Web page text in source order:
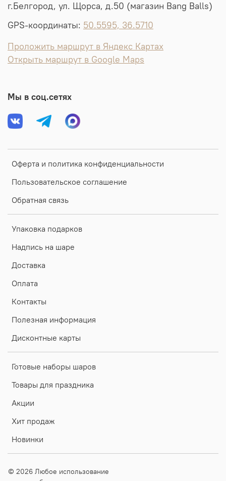
Оферта и политика конфиденциальности
Пользовательское соглашение
Обратная связь
Упаковка подарков
Надпись на шаре
Доставка
Оплата
Контакты
Полезная информация
Дисконтные карты
Готовые наборы шаров
Товары для праздника
Акции
Хит продаж
Новинки
г.Белгород, ул. Щорса, д.50 (магазин Bang Balls)
GPS-координаты: 50.5595, 36.5710
Проложить маршрут в Яндекс Картах
Открыть маршрут в Google Maps
Мы в соц.сетях
© 2026 Любое использование